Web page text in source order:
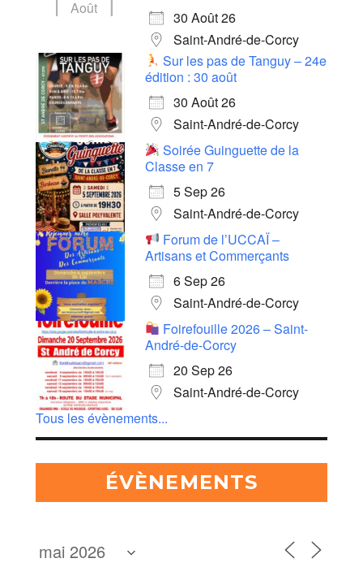
Août
30 Août 26
Saint-André-de-Corcy
Sur les pas de Tanguy – 24e
édition : 30 août
30 Août 26
Saint-André-de-Corcy
Soirée Guinguette de la
Classe en 7
5 Sep 26
Saint-André-de-Corcy
Forum de l’UCCAÏ –
Artisans et Commerçants
6 Sep 26
Saint-André-de-Corcy
Foirefouille 2026 – Saint-
André-de-Corcy
20 Sep 26
Saint-André-de-Corcy
Tous les évènements...
ÉVÈNEMENTS